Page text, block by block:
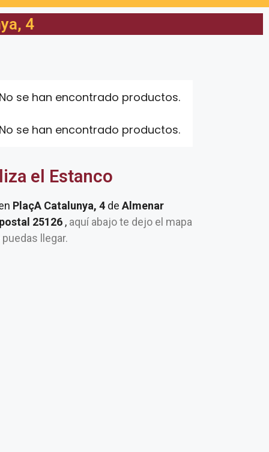
4
No se han encontrado productos.
No se han encontrado productos.
el Estanco
PlaçA Catalunya, 4 de Almenar
25126 , aquí abajo te dejo el mapa
llegar.